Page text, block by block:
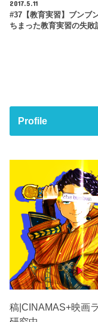
2017.5.11
#37【教育実習】ブンブ
ちまった教育実習の失敗
Profile
稿|CINAMAS+映画